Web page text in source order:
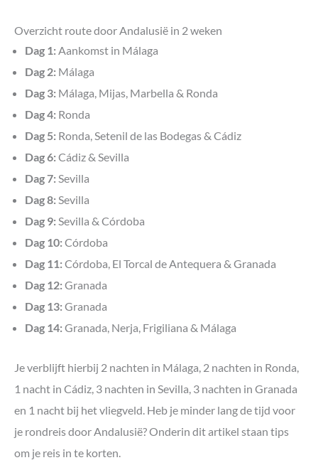
Overzicht route door Andalusië in 2 weken
Dag 1: Aankomst in Málaga
Dag 2: Málaga
Dag 3: Málaga, Mijas, Marbella & Ronda
Dag 4: Ronda
Dag 5: Ronda, Setenil de las Bodegas & Cádiz
Dag 6: Cádiz & Sevilla
Dag 7: Sevilla
Dag 8: Sevilla
Dag 9: Sevilla & Córdoba
Dag 10: Córdoba
Dag 11: Córdoba, El Torcal de Antequera & Granada
Dag 12: Granada
Dag 13: Granada
Dag 14: Granada, Nerja, Frigiliana & Málaga
Je verblijft hierbij 2 nachten in Málaga, 2 nachten in Ronda,
1 nacht in Cádiz, 3 nachten in Sevilla, 3 nachten in Granada
en 1 nacht bij het vliegveld. Heb je minder lang de tijd voor
je rondreis door Andalusië? Onderin dit artikel staan tips
om je reis in te korten.